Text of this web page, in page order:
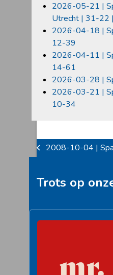
2026-05-21 |
Utrecht | 31-22
2026-04-18 |
12-39
2026-04-11 |
14-61
2026-03-28 |
2026-03-21 |
10-34
previous
2008-10-04 |
Trots op